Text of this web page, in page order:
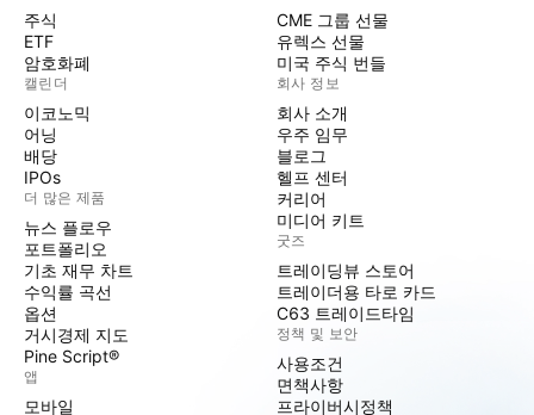
주식
ETF
암호화폐
캘린더
이코노믹
어닝
배당
IPOs
더 많은 제품
뉴스 플로우
포트폴리오
기초 재무 차트
수익률 곡선
옵션
거시경제 지도
Pine Script®
앱
모바일
CME 그룹 선물
유렉스 선물
미국 주식 번들
회사 정보
회사 소개
우주 임무
블로그
헬프 센터
커리어
미디어 키트
굿즈
트레이딩뷰 스토어
트레이더용 타로 카드
C63 트레이드타임
정책 및 보안
사용조건
면책사항
프라이버시정책